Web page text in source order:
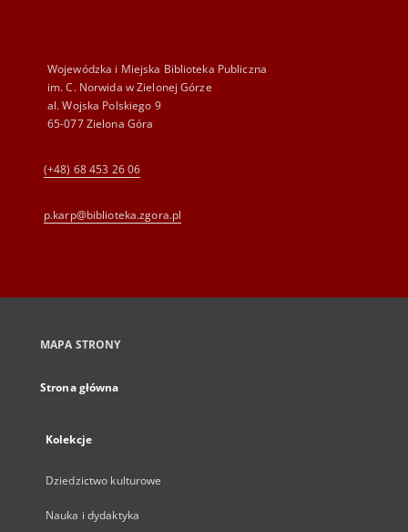
Wojewódzka i Miejska Biblioteka Publiczna
im. C. Norwida w Zielonej Górze
al. Wojska Polskiego 9
65-077 Zielona Góra
(+48) 68 453 26 06
p.karp@biblioteka.zgora.pl
MAPA STRONY
Strona główna
Kolekcje
Dziedzictwo kulturowe
Nauka i dydaktyka